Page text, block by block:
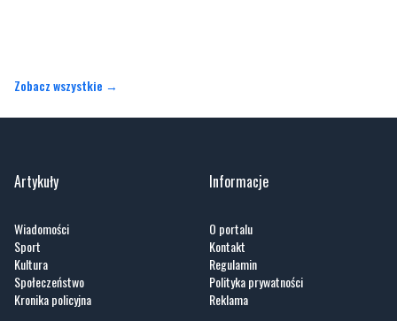
Zobacz wszystkie →
Artykuły
Wiadomości
Sport
Kultura
Społeczeństwo
Kronika policyjna
Informacje
O portalu
Kontakt
Regulamin
Polityka prywatności
Reklama